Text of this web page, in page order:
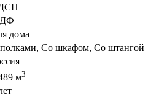
дома
Со шкафом, Со штангой
м3